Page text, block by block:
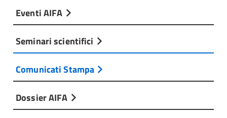
Eventi AIFA
Seminari scientifici
Comunicati Stampa
Dossier AIFA